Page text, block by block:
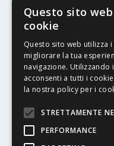
© Stratego Group –
racconta le
aziende di stampa e
riferimento per chi
comunicazione
propria community
Lavoro, la Print
Stampamedia.net è
Partita IVA
Questo sito
cookie
Questo sito web utilizza
migliorare la tua
navigazione. Utilizzando
acconsenti a tutti i
la nostra policy per i
STRETTAMENTE
PERFORMANCE